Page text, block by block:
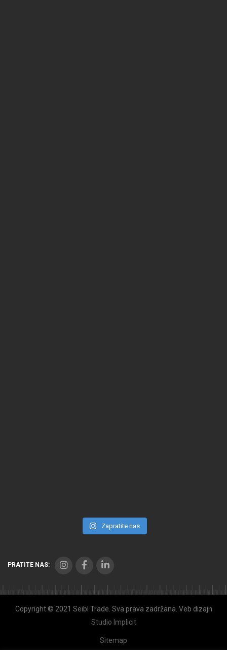
Zapratite nas
PRATITE NAS:
Copyright © 2021 Seibl Trade. Sva prava zadržana. Veb dizajn
Studio Implicit
Sitemap